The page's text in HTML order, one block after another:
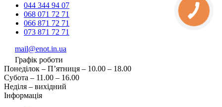
044 344 94 07
068 071 72 71
066 871 72 71
073 871 72 71
mail@enot.in.ua
Графік роботи
Понеділок – П’ятниця – 10.00 – 18.00
Субота – 11.00 – 16.00
Неділя – вихідний
Інформація